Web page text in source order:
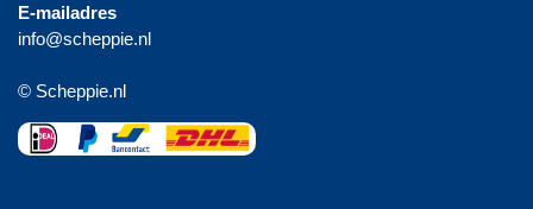
E-mailadres
info@scheppie.nl
© Scheppie.nl